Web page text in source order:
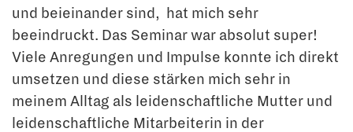
und beieinander sind, hat mich sehr
beeindruckt. Das Seminar war absolut super!
Viele Anregungen und Impulse konnte ich direkt
umsetzen und diese stärken mich sehr in
meinem Alltag als leidenschaftliche Mutter und
leidenschaftliche Mitarbeiterin in der